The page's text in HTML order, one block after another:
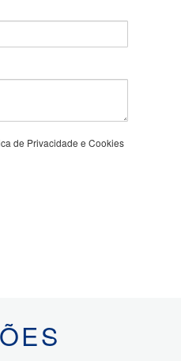
de Privacidade e Cookies